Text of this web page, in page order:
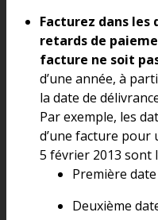
Facturez dans les
retards de
facture ne soit
d’une année, à
la date de
Par exemple, les
d’une facture pour
5 février 2013 sont
Première
Deuxième